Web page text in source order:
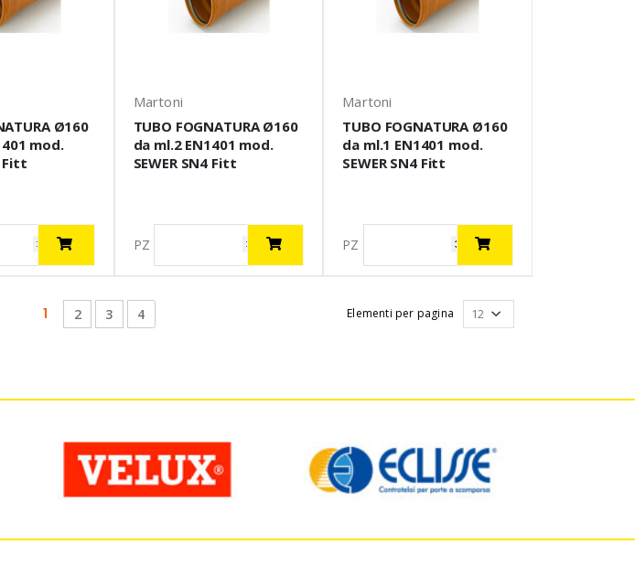
Ø160
mod.
Fitt
Martoni
TUBO FOGNATURA Ø160
da ml.2 EN1401 mod.
SEWER SN4 Fitt
PZ
Martoni
TUBO FOGNATURA Ø160
da ml.1 EN1401 mod.
SEWER SN4 Fitt
PZ
1 (current)
2 3 4 Elementi per pagina